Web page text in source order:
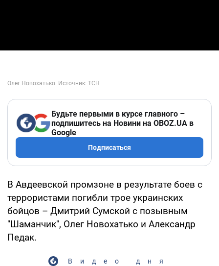
Будьте первыми в курсе главного –
подпишитесь на Новини на OBOZ.UA в
Google
Подписаться
В Авдеевской промзоне в результате боев с
террористами погибли трое украинских
бойцов – Дмитрий Сумской с позывным
"Шаманчик", Олег Новохатько и Александр
Педак.
Видео дня